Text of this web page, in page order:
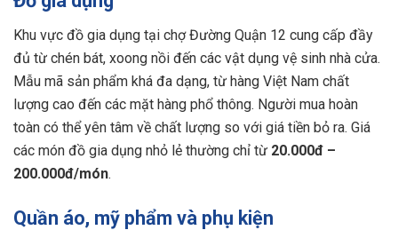
Khu vực đồ gia dụng tại chợ Đường Quận 12 cung cấp đầy
đủ từ chén bát, xoong nồi đến các vật dụng vệ sinh nhà cửa.
Mẫu mã sản phẩm khá đa dạng, từ hàng Việt Nam chất
lượng cao đến các mặt hàng phổ thông. Người mua hoàn
toàn có thể yên tâm về chất lượng so với giá tiền bỏ ra. Giá
các món đồ gia dụng nhỏ lẻ thường chỉ từ 20.000đ –
200.000đ/món.
Quần áo, mỹ phẩm và phụ kiện